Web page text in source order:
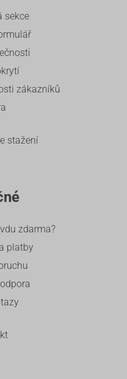
sekce
zákazníků
stažení
zdarma?
platby